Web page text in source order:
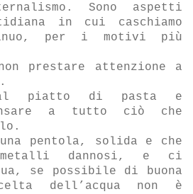
Sono aspetti
in cui caschiamo
per i motivi più
prestare attenzione a
al piatto di pasta e
a tutto ciò che
pentola, solida e che
metalli dannosi, e ci
se possibile di buona
dell’acqua non è